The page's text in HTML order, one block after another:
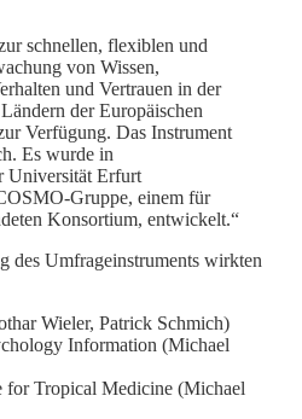
schnellen, flexiblen und
von Wissen,
und Vertrauen in der
der Europäischen
Verfügung. Das Instrument
Es wurde in
Universität Erfurt
Gruppe, einem für
Konsortium, entwickelt.“
des Umfrageinstruments wirkten
Wieler, Patrick Schmich)
Information (Michael
for Tropical Medicine (Michael